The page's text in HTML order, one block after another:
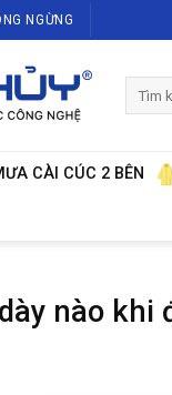
NGỪNG
Tìm
CÀI CÚC 2 BÊN
nào khi